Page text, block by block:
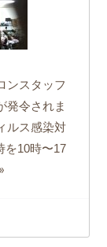
ンスタッフ
発令されま
ルス感染対
を10時〜17